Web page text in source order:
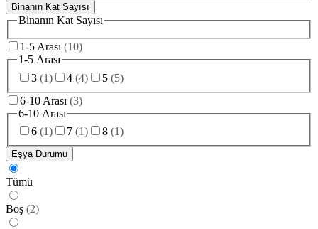
Binanın Kat Sayısı
Binanın Kat Sayısı
1-5 Arası (10)
1-5 Arası
3 (1) 4 (4) 5 (5)
6-10 Arası (3)
6-10 Arası
6 (1) 7 (1) 8 (1)
Eşya Durumu
Tümü
Boş (2)